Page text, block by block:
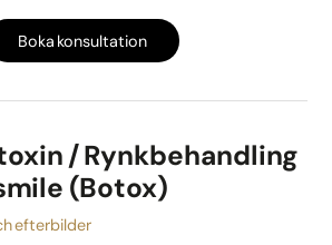
Boka konsultation
/ Rynkbehandling
(Botox)
efterbilder